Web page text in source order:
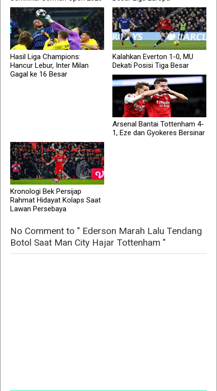
Hasil Liga Champions:
Hancur Lebur, Inter Milan
Gagal ke 16 Besar
Kalahkan Everton 1-0, MU
Dekati Posisi Tiga Besar
Arsenal Bantai Tottenham 4-
1, Eze dan Gyokeres Bersinar
Kronologi Bek Persijap
Rahmat Hidayat Kolaps Saat
Lawan Persebaya
No Comment to " Ederson Marah Lalu Tendang
Botol Saat Man City Hajar Tottenham "